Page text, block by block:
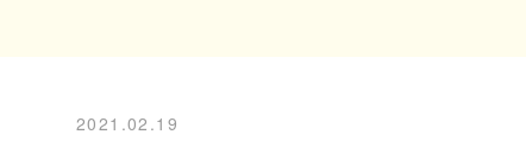
2021.02.19